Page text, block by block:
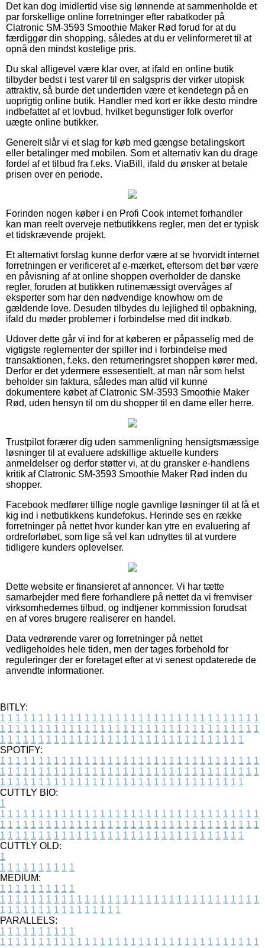
Det kan dog imidlertid vise sig lønnende at sammenholde et
par forskellige online forretninger efter rabatkoder på
Clatronic SM-3593 Smoothie Maker Rød forud for at du
færdiggør din shopping, således at du er velinformeret til at
opnå den mindst kostelige pris.
Du skal alligevel være klar over, at ifald en online butik
tilbyder bedst i test varer til en salgspris der virker utopisk
attraktiv, så burde det undertiden være et kendetegn på en
uoprigtig online butik. Handler med kort er ikke desto mindre
indbefattet af et lovbud, hvilket begunstiger folk overfor
uægte online butikker.
Generelt slår vi et slag for køb med gængse betalingskort
eller betalinger med mobilen. Som et alternativ kan du drage
fordel af et tilbud fra f.eks. ViaBill, ifald du ønsker at betale
prisen over en periode.
Forinden nogen køber i en Profi Cook internet forhandler
kan man reelt overveje netbutikkens regler, men det er typisk
et tidskrævende projekt.
Et alternativt forslag kunne derfor være at se hvorvidt internet
forretningen er verificeret af e-mærket, eftersom det bør være
en påvisning af at online shoppen overholder de danske
regler, foruden at butikken rutinemæssigt overvåges af
eksperter som har den nødvendige knowhow om de
gældende love. Desuden tilbydes du lejlighed til opbakning,
ifald du møder problemer i forbindelse med dit indkøb.
Udover dette går vi ind for at køberen er påpasselig med de
vigtigste reglementer der spiller ind i forbindelse med
transaktionen, f.eks. den returneringsret shoppen kører med.
Derfor er det ydermere essesentielt, at man når som helst
beholder sin faktura, således man altid vil kunne
dokumentere købet af Clatronic SM-3593 Smoothie Maker
Rød, uden hensyn til om du shopper til en dame eller herre.
Trustpilot forærer dig uden sammenligning hensigtsmæssige
løsninger til at evaluere adskillige aktuelle kunders
anmeldelser og derfor støtter vi, at du gransker e-handlens
kritik af Clatronic SM-3593 Smoothie Maker Rød inden du
shopper.
Facebook medfører tillige nogle gavnlige løsninger til at få et
kig ind i netbutikkens kundefokus. Herinde ses en række
forretninger på nettet hvor kunder kan ytre en evaluering af
ordreforløbet, som lige så vel kan udnyttes til at vurdere
tidligere kunders oplevelser.
Dette website er finansieret af annoncer. Vi har tætte
samarbejder med flere forhandlere på nettet da vi fremviser
virksomhedernes tilbud, og indtjener kommission forudsat
en af vores brugere realiserer en handel.
Data vedrørende varer og forretninger på nettet
vedligeholdes hele tiden, men der tages forbehold for
reguleringer der er foretaget efter at vi senest opdaterede de
anvendte informationer.
BITLY:
1 1 1 1 1 1 1 1 1 1 1 1 1 1 1 1 1 1 1 1 1 1 1 1 1 1 1 1 1 1 1 1 1 1
1 1 1 1 1 1 1 1 1 1 1 1 1 1 1 1 1 1 1 1 1 1 1 1 1 1 1 1 1 1 1 1 1 1
1 1 1 1 1 1 1 1 1 1 1 1 1 1 1 1 1 1 1 1 1 1 1 1 1 1 1 1 1 1 1 1
SPOTIFY:
1 1 1 1 1 1 1 1 1 1 1 1 1 1 1 1 1 1 1 1 1 1 1 1 1 1 1 1 1 1 1 1 1 1
1 1 1 1 1 1 1 1 1 1 1 1 1 1 1 1 1 1 1 1 1 1 1 1 1 1 1 1 1 1 1 1 1 1
1 1 1 1 1 1 1 1 1 1 1 1 1 1 1 1 1 1 1 1 1 1 1 1 1 1 1 1 1 1 1 1
CUTTLY BIO:
1
1 1 1 1 1 1 1 1 1 1 1 1 1 1 1 1 1 1 1 1 1 1 1 1 1 1 1 1 1 1 1 1 1 1
1 1 1 1 1 1 1 1 1 1 1 1 1 1 1 1 1 1 1 1 1 1 1 1 1 1 1 1 1 1 1 1 1 1
1 1 1 1 1 1 1 1 1 1 1 1 1 1 1 1 1 1 1 1 1 1 1 1 1 1 1 1 1 1 1 1
CUTTLY OLD:
1
1 1 1 1 1 1 1 1 1 1
MEDIUM:
1 1 1 1 1 1 1 1 1 1
1 1 1 1 1 1 1 1 1 1 1 1 1 1 1 1 1 1 1 1 1 1 1 1 1 1 1 1 1 1 1 1 1 1
1 1 1 1 1 1 1 1 1 1 1 1 1 1 1 1
PARALLELS:
1 1 1 1 1 1 1 1 1 1
1 1 1 1 1 1 1 1 1 1 1 1 1 1 1 1 1 1 1 1 1 1 1 1 1 1 1 1 1 1 1 1 1 1